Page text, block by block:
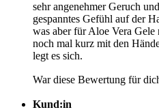
sehr angenehmer Geruch
gespanntes Gefühl auf der
was aber für Aloe Vera
noch mal kurz mit den
legt es sich.
War diese Bewertung für
Kund:in